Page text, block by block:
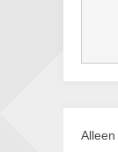
Alleen